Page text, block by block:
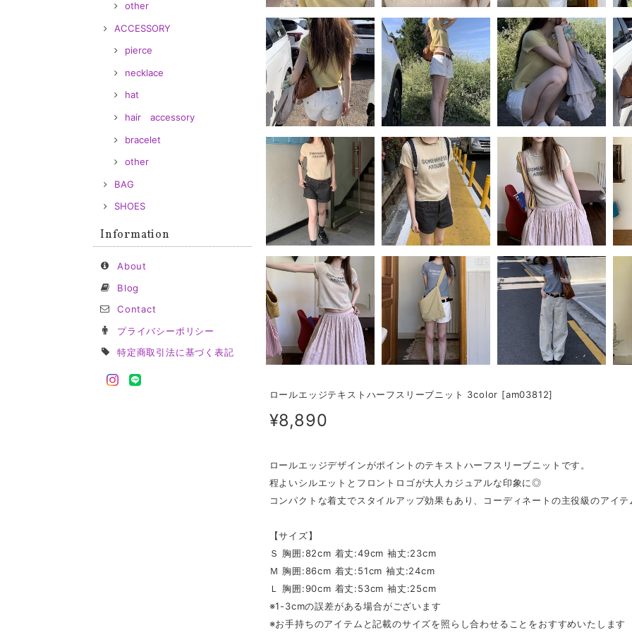
other
ACCESSORY
pierce
necklace
hat
hair accessory
bracelet
other
BAG
SHOES
Information
About
Blog
Contact
プライバシーポリシー
特定商取引法に基づく表記
ロールエッジテキストハーフスリーブニット 3color [am03812]
¥8,890
ロールエッジデザインがポイントのテキストハーフスリーブニットです。
程よいシルエットとフロントロゴが大人カジュアルな印象に◎
コンパクトな着丈でスタイルアップ効果もあり、コーディネートの主役級のアイ
【サイズ】
Ｓ 胸囲:82cm 着丈:49cm 袖丈:23cm
Ｍ 胸囲:86cm 着丈:51cm 袖丈:24cm
Ｌ 胸囲:90cm 着丈:53cm 袖丈:25cm
※1-3cmの誤差がある場合がございます
※お手持ちのアイテムと記載のサイズを照らし合わせることをおすすめいたします